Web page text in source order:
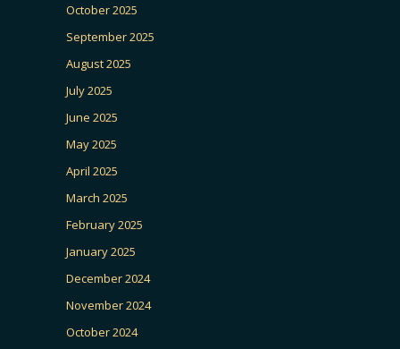
October 2025
September 2025
August 2025
July 2025
June 2025
May 2025
April 2025
March 2025
February 2025
January 2025
December 2024
November 2024
October 2024